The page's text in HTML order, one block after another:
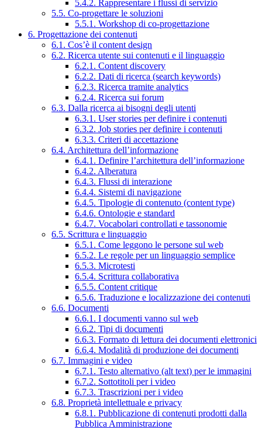
5.4.2. Rappresentare i flussi di servizio
5.5. Co-progettare le soluzioni
5.5.1. Workshop di co-progettazione
6. Progettazione dei contenuti
6.1. Cos’è il content design
6.2. Ricerca utente sui contenuti e il linguaggio
6.2.1. Content discovery
6.2.2. Dati di ricerca (search keywords)
6.2.3. Ricerca tramite analytics
6.2.4. Ricerca sui forum
6.3. Dalla ricerca ai bisogni degli utenti
6.3.1. User stories per definire i contenuti
6.3.2. Job stories per definire i contenuti
6.3.3. Criteri di accettazione
6.4. Architettura dell’informazione
6.4.1. Definire l’architettura dell’informazione
6.4.2. Alberatura
6.4.3. Flussi di interazione
6.4.4. Sistemi di navigazione
6.4.5. Tipologie di contenuto (content type)
6.4.6. Ontologie e standard
6.4.7. Vocabolari controllati e tassonomie
6.5. Scrittura e linguaggio
6.5.1. Come leggono le persone sul web
6.5.2. Le regole per un linguaggio semplice
6.5.3. Microtesti
6.5.4. Scrittura collaborativa
6.5.5. Content critique
6.5.6. Traduzione e localizzazione dei contenuti
6.6. Documenti
6.6.1. I documenti vanno sul web
6.6.2. Tipi di documenti
6.6.3. Formato di lettura dei documenti elettronici
6.6.4. Modalità di produzione dei documenti
6.7. Immagini e video
6.7.1. Testo alternativo (alt text) per le immagini
6.7.2. Sottotitoli per i video
6.7.3. Trascrizioni per i video
6.8. Proprietà intellettuale e privacy
6.8.1. Pubblicazione di contenuti prodotti dalla
Pubblica Amministrazione